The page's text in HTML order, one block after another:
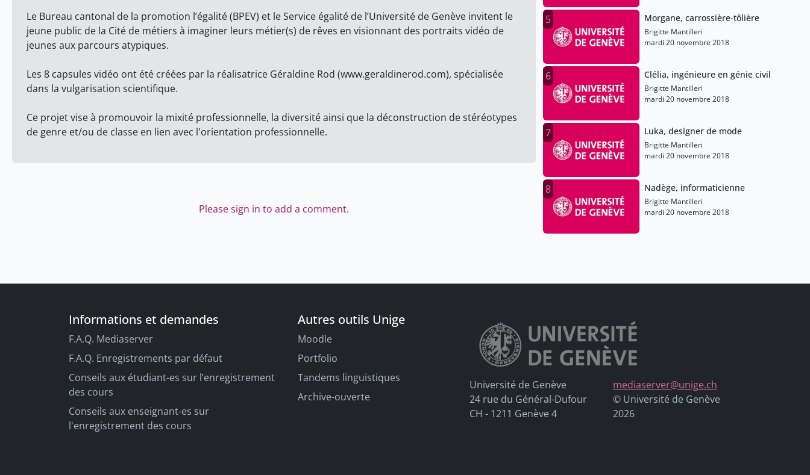
Le Bureau cantonal de la promotion l’égalité (BPEV) et le Service égalité de l’Université de Genève invitent le
jeune public de la Cité de métiers à imaginer leurs métier(s) de rêves en visionnant des portraits vidéo de
jeunes aux parcours atypiques.
Les 8 capsules vidéo ont été créées par la réalisatrice Géraldine Rod (www.geraldinerod.com), spécialisée
dans la vulgarisation scientifique.
Ce projet vise à promouvoir la mixité professionnelle, la diversité ainsi que la déconstruction de stéréotypes
de genre et/ou de classe en lien avec l'orientation professionnelle.
Please sign in to add a comment.
5 Morgane, carrossière-tôlière
Brigitte Mantilleri
mardi 20 novembre 2018
6 Clélia, ingénieure en génie civil
Brigitte Mantilleri
mardi 20 novembre 2018
7 Luka, designer de mode
Brigitte Mantilleri
mardi 20 novembre 2018
8 Nadège, informaticienne
Brigitte Mantilleri
mardi 20 novembre 2018
Informations et demandes
F.A.Q. Mediaserver
F.A.Q. Enregistrements par défaut
Conseils aux étudiant-es sur l’enregistrement
des cours
Conseils aux enseignant-es sur
l'enregistrement des cours
Autres outils Unige
Moodle
Portfolio
Tandems linguistiques
Archive-ouverte
Université de Genève
24 rue du Général-Dufour
CH - 1211 Genève 4
mediaserver@unige.ch
© Université de Genève
2026